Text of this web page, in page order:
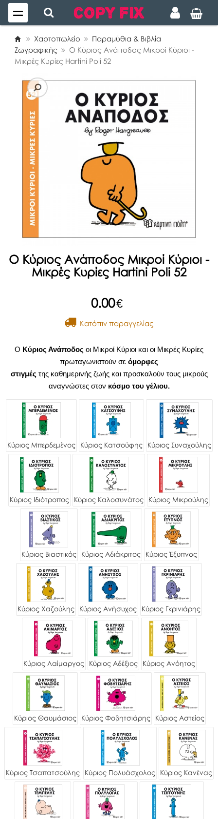
Χαρτοπωλείο
Παραμύθια & Βιβλία
Ζωγραφικής
Ο Κύριος Ανάποδος Μικροί Κύριοι -
Μικρές Κυρίες Hartini Poli 52
Ο Κύριος Ανάποδος Μικροί Κύριοι -
Μικρές Κυρίες Hartini Poli 52
0.00€
Kατόπιν παραγγελίας
Ο Κύριος Ανάποδος οι Μικροί Κύριοι και οι Μικρές Κυρίες
πρωταγωνιστούν σε όμορφες
στιγμές της καθημερινής ζωής και προσκαλούν τους μικρούς
αναγνώστες στον κόσμο του γέλιου.
Κύριος Μπερδεμένος Κύριος Κατσούφης Κύριος Συναχούλης
Κύριος Ιδιότροπος Κύριος Καλοσυνάτος Κύριος Μικρούλης
Κύριος Βιαστικός Κύριος Αδιάκριτος Κύριος Έξυπνος
Κύριος Χαζούλης Κύριος Ανήσυχος Κύριος Γκρινιάρης
Κύριος Λαίμαργος Κύριος Αδέξιος Κύριος Ανόητος
Κύριος Θαυμάσιος Κύριος Φοβητσιάρης Κύριος Αστείος
Κύριος Τσαπατσούλης Κύριος Πολυάσχολος Κύριος Κανένας